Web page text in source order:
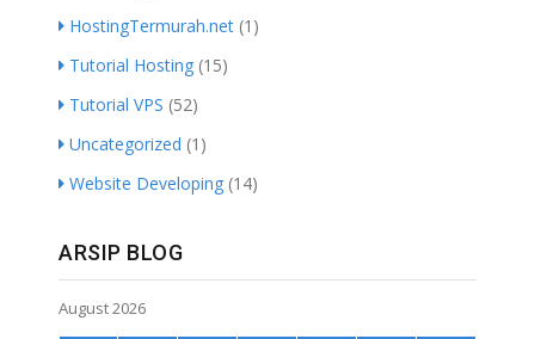
HostingTermurah.net (1)
Tutorial Hosting (15)
Tutorial VPS (52)
Uncategorized (1)
Website Developing (14)
ARSIP BLOG
August 2026